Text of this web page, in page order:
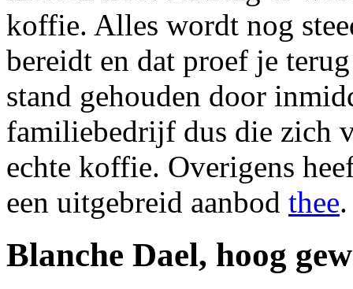
koffie. Alles wordt nog
bereidt en dat proef je
stand gehouden door
familiebedrijf dus die zich
echte koffie. Overigens
een uitgebreid aanbod thee.
Blanche Dael, hoog